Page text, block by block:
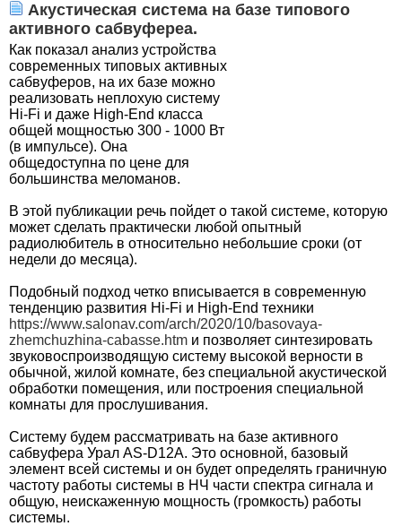
Акустическая система на базе типового
активного сабвуфереа.
Как показал анализ устройства
современных типовых активных
сабвуферов, на их базе можно
реализовать неплохую систему
Hi-Fi и даже High-End класса
общей мощностью 300 - 1000 Вт
(в импульсе). Она
общедоступна по цене для
большинства меломанов.
В этой публикации речь пойдет о такой системе, которую
может сделать практически любой опытный
радиолюбитель в относительно небольшие сроки (от
недели до месяца).
Подобный подход четко вписывается в современную
тенденцию развития Hi-Fi и High-End техники
https://www.salonav.com/arch/2020/10/basovaya-
zhemchuzhina-cabasse.htm и позволяет синтезировать
звуковоспроизводящую систему высокой верности в
обычной, жилой комнате, без специальной акустической
обработки помещения, или построения специальной
комнаты для прослушивания.
Систему будем рассматривать на базе активного
сабвуфера Урал AS-D12A. Это основной, базовый
элемент всей системы и он будет определять граничную
частоту работы системы в НЧ части спектра сигнала и
общую, неискаженную мощность (громкость) работы
системы.